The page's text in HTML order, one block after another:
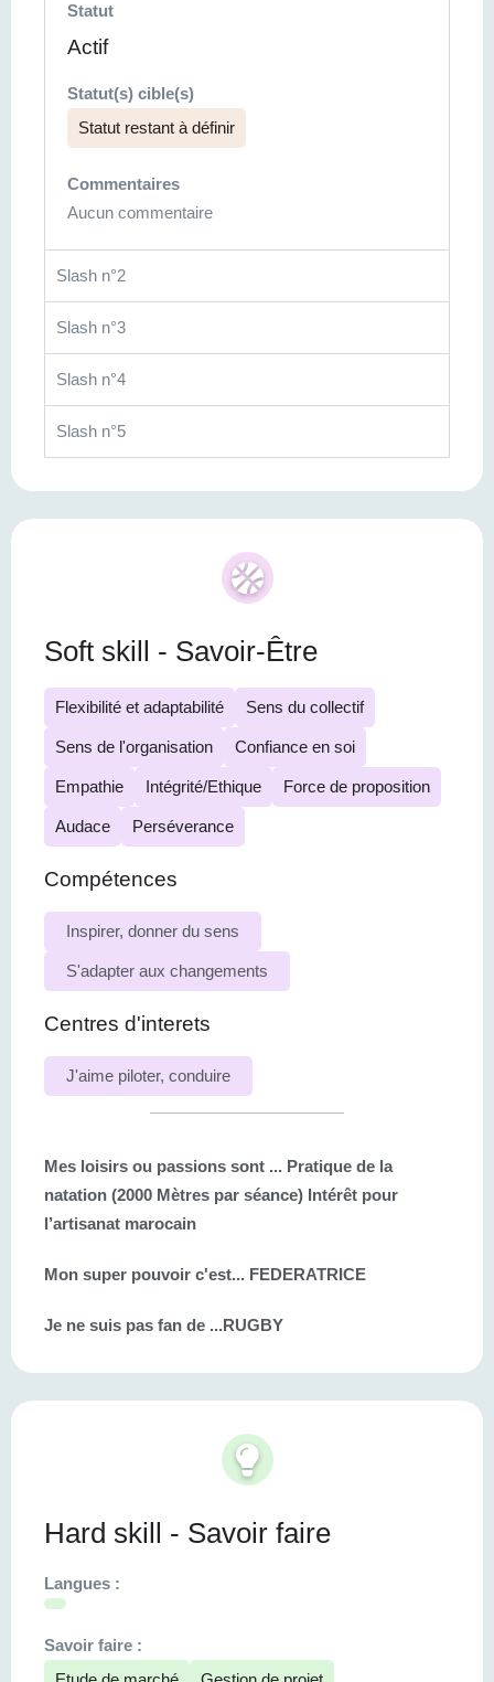
Statut
Actif
Statut(s) cible(s)
Statut restant à définir
Commentaires
Aucun commentaire
Slash n°2
Slash n°3
Slash n°4
Slash n°5
Soft skill - Savoir-Être
Flexibilité et adaptabilité Sens du collectif
Sens de l'organisation Confiance en soi
Empathie Intégrité/Ethique Force de proposition
Audace Perséverance
Compétences
Inspirer, donner du sens
S'adapter aux changements
Centres d'interets
J'aime piloter, conduire
Mes loisirs ou passions sont ... Pratique de la
natation (2000 Mètres par séance) Intérêt pour
l’artisanat marocain
Mon super pouvoir c'est... FEDERATRICE
Je ne suis pas fan de ...RUGBY
Hard skill - Savoir faire
Langues :
Savoir faire :